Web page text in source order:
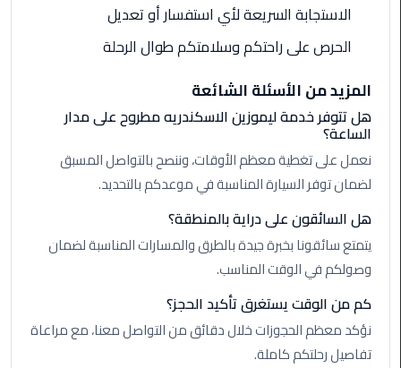
ليموزين
مطار
القاهرة
الخط
الساخن
ليموزين
مطار
العاصمة
الادارية
ليموزين
مطار
القاهرة
الي
اسكندرية
الاستجابة السريعة لأي استفسار أو تعديل
الحرص على راحتكم وسلامتكم طوال الرحلة
المزيد من الأسئلة الشائعة
هل تتوفر خدمة ليموزين الاسكندريه مطروح على مدار
الساعة؟
نعمل على تغطية معظم الأوقات، وننصح بالتواصل المسبق
لضمان توفر السيارة المناسبة في موعدكم بالتحديد.
هل السائقون على دراية بالمنطقة؟
يتمتع سائقونا بخبرة جيدة بالطرق والمسارات المناسبة لضمان
وصولكم في الوقت المناسب.
كم من الوقت يستغرق تأكيد الحجز؟
نؤكد معظم الحجوزات خلال دقائق من التواصل معنا، مع مراعاة
تفاصيل رحلتكم كاملة.